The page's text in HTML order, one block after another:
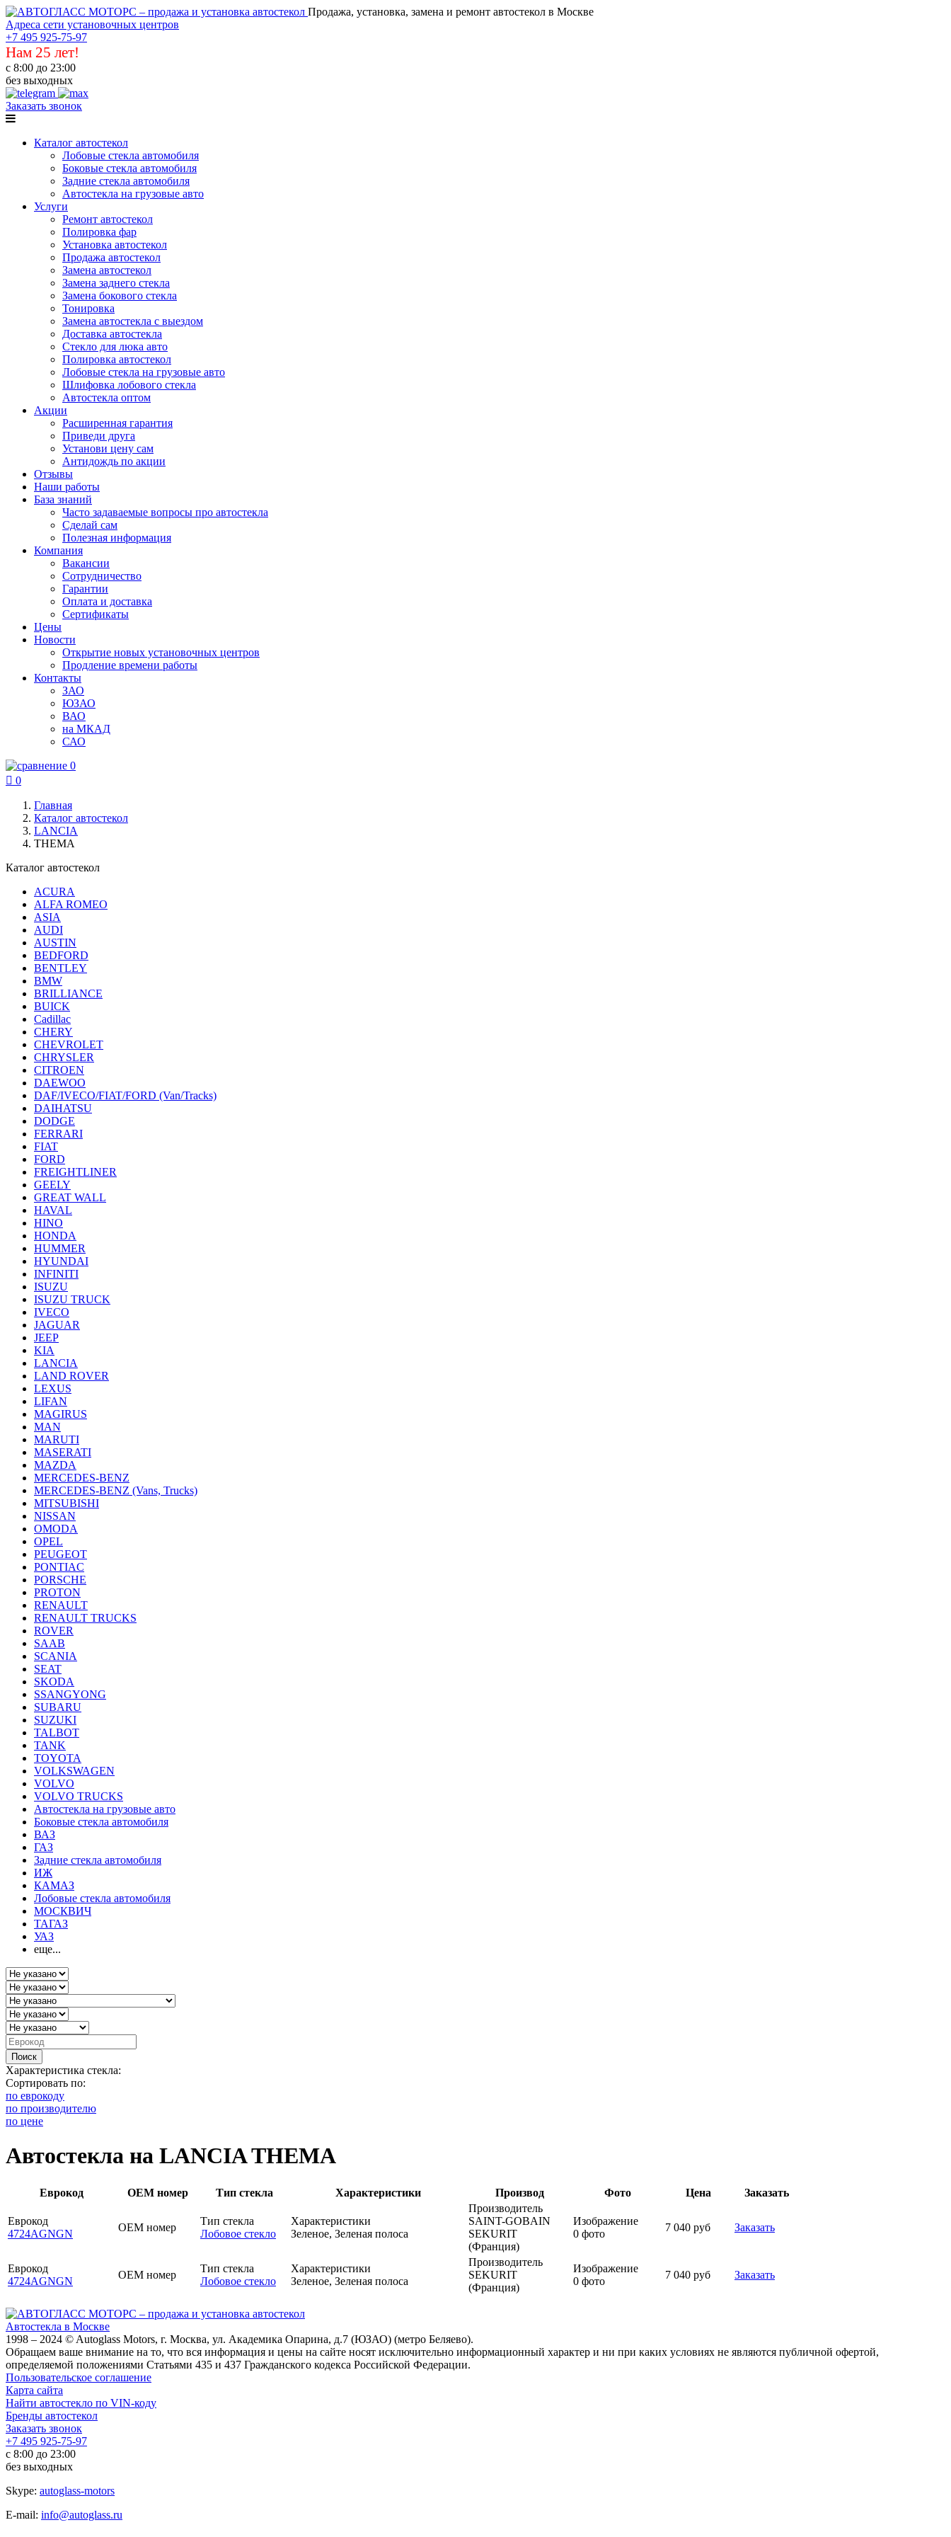
Продажа, установка, замена и ремонт автостекол в Москве
Адреса сети установочных центров
+7 495 925-75-97
Нам 25 лет!
с 8:00 до 23:00
без выходных
Заказать звонок
Каталог автостекол
Лобовые стекла автомобиля
Боковые стекла автомобиля
Задние стекла автомобиля
Автостекла на грузовые авто
Услуги
Ремонт автостекол
Полировка фар
Установка автостекол
Продажа автостекол
Замена автостекол
Замена заднего стекла
Замена бокового стекла
Тонировка
Замена автостекла с выездом
Доставка автостекла
Стекло для люка авто
Полировка автостекол
Лобовые стекла на грузовые авто
Шлифовка лобового стекла
Автостекла оптом
Акции
Расширенная гарантия
Приведи друга
Установи цену сам
Антидождь по акции
Отзывы
Наши работы
База знаний
Часто задаваемые вопросы про автостекла
Сделай сам
Полезная информация
Компания
Вакансии
Сотрудничество
Гарантии
Оплата и доставка
Сертификаты
Цены
Новости
Открытие новых установочных центров
Продление времени работы
Контакты
ЗАО
ЮЗАО
ВАО
на МКАД
САО
0
 0
Главная
Каталог автостекол
LANCIA
THEMA
Каталог автостекол
ACURA
ALFA ROMEO
ASIA
AUDI
AUSTIN
BEDFORD
BENTLEY
BMW
BRILLIANCE
BUICK
Cadillac
CHERY
CHEVROLET
CHRYSLER
CITROEN
DAEWOO
DAF/IVECO/FIAT/FORD (Van/Tracks)
DAIHATSU
DODGE
FERRARI
FIAT
FORD
FREIGHTLINER
GEELY
GREAT WALL
HAVAL
HINO
HONDA
HUMMER
HYUNDAI
INFINITI
ISUZU
ISUZU TRUCK
IVECO
JAGUAR
JEEP
KIA
LANCIA
LAND ROVER
LEXUS
LIFAN
MAGIRUS
MAN
MARUTI
MASERATI
MAZDA
MERCEDES-BENZ
MERCEDES-BENZ (Vans, Trucks)
MITSUBISHI
NISSAN
OMODA
OPEL
PEUGEOT
PONTIAC
PORSCHE
PROTON
RENAULT
RENAULT TRUCKS
ROVER
SAAB
SCANIA
SEAT
SKODA
SSANGYONG
SUBARU
SUZUKI
TALBOT
TANK
TOYOTA
VOLKSWAGEN
VOLVO
VOLVO TRUCKS
Автостекла на грузовые авто
Боковые стекла автомобиля
ВАЗ
ГАЗ
Задние стекла автомобиля
ИЖ
КАМАЗ
Лобовые стекла автомобиля
МОСКВИЧ
ТАГАЗ
УАЗ
еще...
Поиск
Характеристика стекла:
Сортировать по:
по еврокоду
по производителю
по цене
Автостекла на LANCIA THEMA
Еврокод OEM номер Тип стекла Характеристики Производ Фото Цена Заказать
Еврокод
4724AGNGN
OEM номер
Тип стекла
Лобовое стекло
Характеристики
Зеленое, Зеленая полоса
Производитель
SAINT-GOBAIN
SEKURIT
(Франция)
Изображение
0 фото
7 040 руб Заказать
Еврокод
4724AGNGN
OEM номер
Тип стекла
Лобовое стекло
Характеристики
Зеленое, Зеленая полоса
Производитель
SEKURIT
(Франция)
Изображение
0 фото
7 040 руб Заказать
Автостекла в Москве
1998 – 2024 © Autoglass Motors, г. Москва, ул. Академика Опарина, д.7 (ЮЗАО) (метро Беляево).
Обращаем ваше внимание на то, что вся информация и цены на сайте носят исключительно информационный характер и ни при каких условиях не являются публичной офертой,
определяемой положениями Статьями 435 и 437 Гражданского кодекса Российской Федерации.
Пользовательское соглашение
Карта сайта
Найти автостекло по VIN-коду
Бренды автостекол
Заказать звонок
+7 495 925-75-97
с 8:00 до 23:00
без выходных
Skype: autoglass-motors
E-mail: info@autoglass.ru